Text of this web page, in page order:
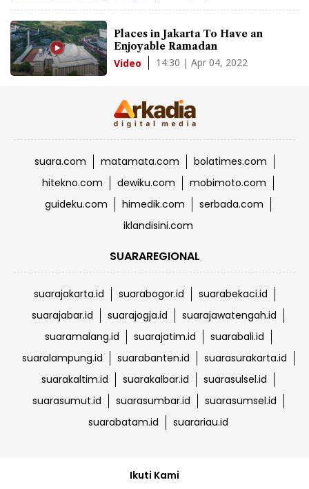
Places in Jakarta To Have an
Enjoyable Ramadan
Video 14:30 | Apr 04, 2022
suara.com matamata.com
bolatimes.com
hitekno.com
dewiku.com
mobimoto.com
guideku.com
himedik.com
serbada.com
iklandisini.com
SUARAREGIONAL
suarajakarta.id suarabogor.id
suarabekaci.id
suarajabar.id
suarajogja.id
suarajawatengah.id
suaramalang.id
suarajatim.id
suarabali.id
suaralampung.id
suarabanten.id
suarasurakarta.id
suarakaltim.id
suarakalbar.id
suarasulsel.id
suarasumut.id
suarasumbar.id
suarasumsel.id
suarabatam.id
suarariau.id
Ikuti Kami